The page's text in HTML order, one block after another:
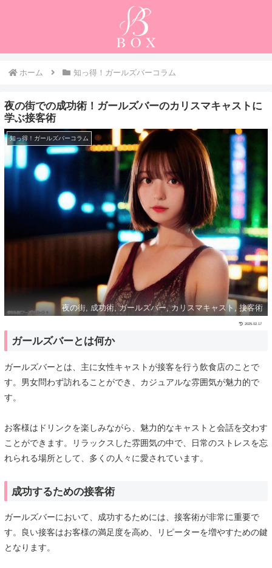
ホーム 知っ得！ガールズバーコラム
夜の街での成功術！ガールズバーのカリスマキャストに
学ぶ接客術
知っ得！ガールズバーコラム
夜の街, 成功術, ガールズバー, カリスマキャスト, 接客術
2025.02.17
ガールズバーとは何か
ガールズバーとは、主に女性キャストが接客を行う飲食店のことで
す。男女問わず訪れることができ、カジュアルな雰囲気が魅力的で
す。
お客様はドリンクを楽しみながら、魅力的なキャストと会話を交わす
ことができます。リラックスした雰囲気の中で、日常のストレスを忘
れられる場所として、多くの人々に愛されています。
成功するための接客術
ガールズバーにおいて、成功するためには、接客術が非常に重要で
す。良い接客はお客様の満足度を高め、リピーターを増やすための鍵
となります。